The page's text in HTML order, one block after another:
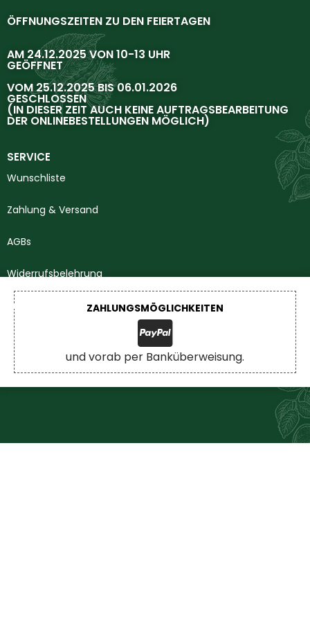
ÖFFNUNGSZEITEN ZU DEN FEIERTAGEN
AM 24.12.2025 VON 10-13 UHR
GEÖFFNET
VOM 25.12.2025 BIS 06.01.2026
GESCHLOSSEN
(IN DIESER ZEIT AUCH KEINE AUFTRAGSBEARBEITUNG
DER ONLINEBESTELLUNGEN MÖGLICH)
SERVICE
Wunschliste
Zahlung & Versand
AGBs
Widerrufsbelehrung
Impressum
Datenschutzerklärung
ZAHLUNGSMÖGLICHKEITEN
und vorab per Banküberweisung.